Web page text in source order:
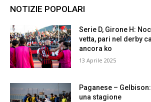
NOTIZIE POPOLARI
Serie D, Girone H:
vetta, pari nel derby
ancora ko
13 Aprile 2025
Paganese –
una stagione